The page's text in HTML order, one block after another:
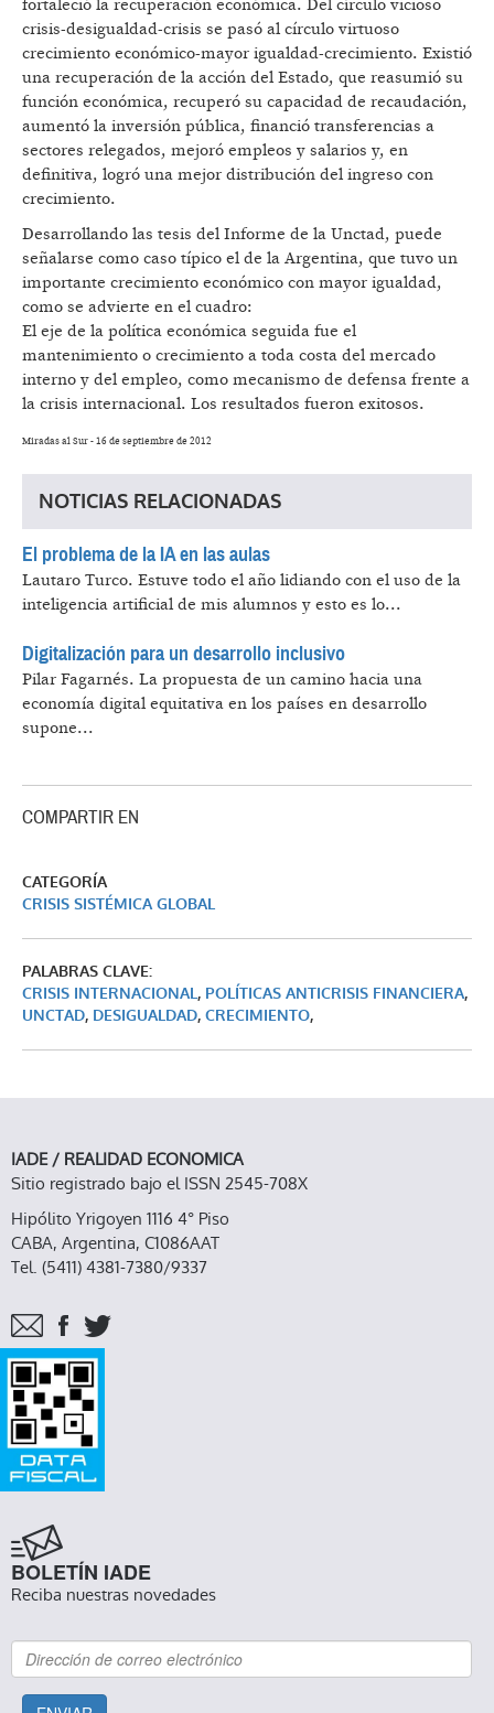
fortaleció la recuperación económica. Del círculo vicioso
crisis-desigualdad-crisis se pasó al círculo virtuoso
crecimiento económico-mayor igualdad-crecimiento. Existió
una recuperación de la acción del Estado, que reasumió su
función económica, recuperó su capacidad de recaudación,
aumentó la inversión pública, financió transferencias a
sectores relegados, mejoró empleos y salarios y, en
definitiva, logró una mejor distribución del ingreso con
crecimiento.
Desarrollando las tesis del Informe de la Unctad, puede
señalarse como caso típico el de la Argentina, que tuvo un
importante crecimiento económico con mayor igualdad,
como se advierte en el cuadro:
El eje de la política económica seguida fue el
mantenimiento o crecimiento a toda costa del mercado
interno y del empleo, como mecanismo de defensa frente a
la crisis internacional. Los resultados fueron exitosos.
Miradas al Sur - 16 de septiembre de 2012
NOTICIAS RELACIONADAS
El problema de la IA en las aulas
Lautaro Turco. Estuve todo el año lidiando con el uso de la
inteligencia artificial de mis alumnos y esto es lo...
Digitalización para un desarrollo inclusivo
Pilar Fagarnés. La propuesta de un camino hacia una
economía digital equitativa en los países en desarrollo
supone...
COMPARTIR EN
CATEGORÍA
CRISIS SISTÉMICA GLOBAL
PALABRAS CLAVE:
CRISIS INTERNACIONAL, POLÍTICAS ANTICRISIS FINANCIERA,
UNCTAD, DESIGUALDAD, CRECIMIENTO,
IADE / REALIDAD ECONOMICA
Sitio registrado bajo el ISSN 2545-708X
Hipólito Yrigoyen 1116 4° Piso
CABA, Argentina, C1086AAT
Tel. (5411) 4381-7380/9337
BOLETÍN IADE
Reciba nuestras novedades